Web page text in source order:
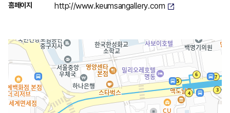
홈페이지 http://www.keumsangallery.com